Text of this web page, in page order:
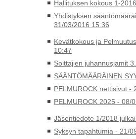
Hallituksen kokous 1-
Yhdistyksen
31/03/2016 15:36
Kevätkokous ja
10:47
Soittajien juhannusjamit
SÄÄNTÖMÄÄRÄINEN
PELMUROCK nettisivut -
PELMUROCK 2025 - 08/
Jäsentiedote 1/2018
Syksyn tapahtumia - 21/